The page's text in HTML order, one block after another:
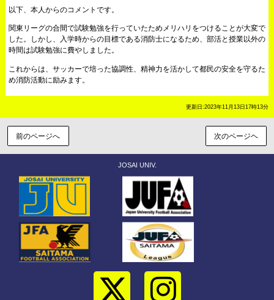
以下、本人からのコメントです。
関東リーグの合間で試験勉強を行っていたためメリハリをつけることが大変で
した。しかし、入学時からの目標である消防士になるため、部活と授業以外の
時間は試験勉強に費やしました。
これからは、サッカーで培った協調性、精神力を活かして都民の安全を守るた
め消防活動に励みます。
更新日:2023年11月13日17時13分
前のページへ 次のページヘ
JOSAI UNIV.